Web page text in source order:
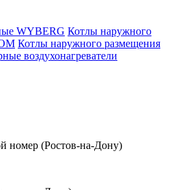
WYBERG Котлы наружного
Котлы наружного размещения
воздухонагреватели
номер (Ростов-на-Дону)